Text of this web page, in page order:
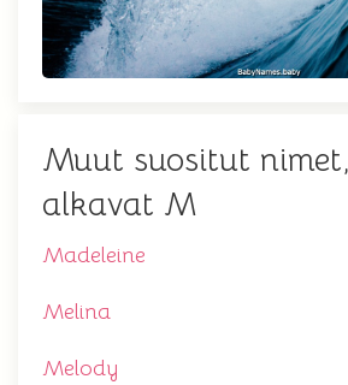
Muut suositut
alkavat M
Madeleine
Melina
Melody